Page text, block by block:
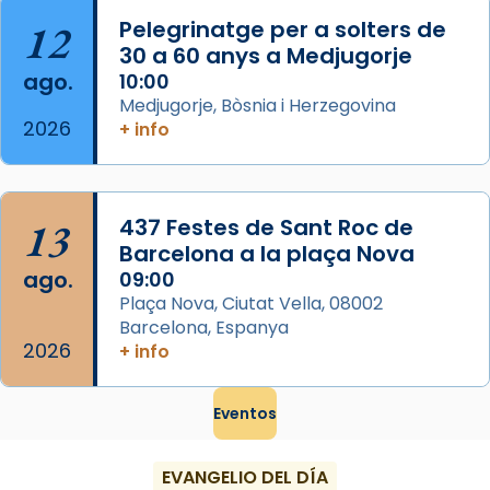
Foto
View on Facebook ·
12
ago.
2026
Pelegrinatge per a solters de
30 a 60 anys a Medjugorje
10:00
Medjugorje, Bòsnia i Herzegovina
+ info
13
ago.
2026
437 Festes de Sant Roc de
Barcelona a la plaça Nova
09:00
Plaça Nova, Ciutat Vella, 08002
Barcelona, Espanya
+ info
Eventos
EVANGELIO DEL DÍA